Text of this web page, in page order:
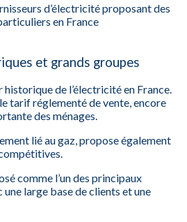
d’électricité proposant des
en France
et grands groupes
historique de l’électricité en France.
tarif réglementé de vente, encore
des ménages.
lié au gaz, propose également
comme l’un des principaux
large base de clients et une